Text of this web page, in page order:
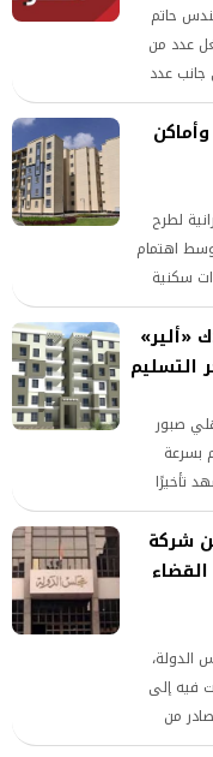
حاتم
عدد من
جانب عدد
وأماكن
لطرح
من مشروع سكن لكل المصريين 9 ، وسط اهتمام
سكنية
الدخل.
«ألير»
التسليم
صبور
بسرعة
تأخيرًا
عنها عند
شركة
الدولة،
والذي انتهت فيه إلى
من